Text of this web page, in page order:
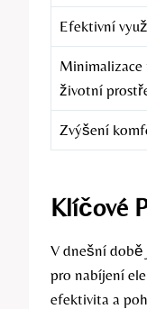
Efektivní
Minimalizace
životní
Zvýšení
Klíčové
V dnešní
pro nabíjení
efektivita a